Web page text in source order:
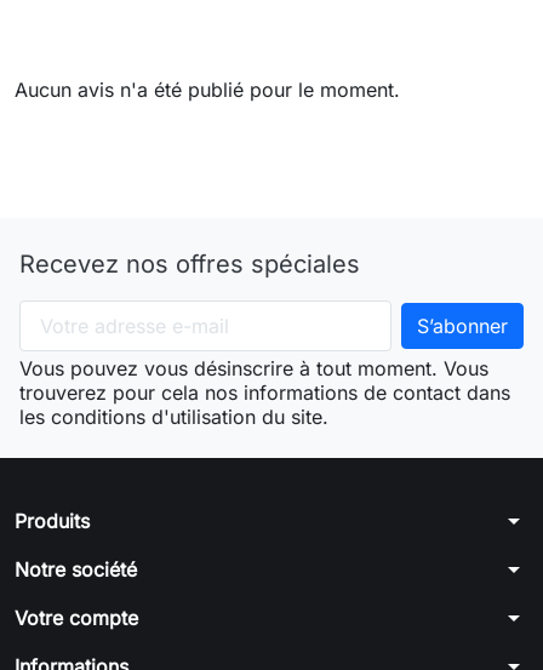
Aucun avis n'a été publié pour le moment.
Recevez nos offres spéciales
Vous pouvez vous désinscrire à tout moment. Vous
trouverez pour cela nos informations de contact dans
les conditions d'utilisation du site.
Produits arrow_drop_down
Notre société arrow_drop_down
Votre compte arrow_drop_down